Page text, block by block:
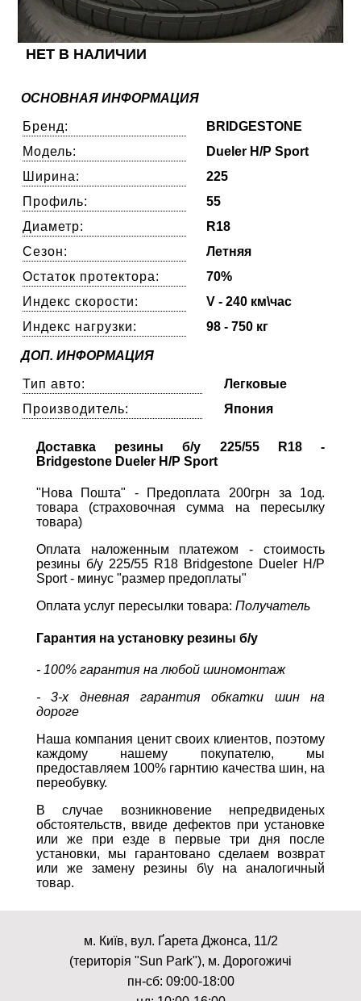
НЕТ В НАЛИЧИИ
ОСНОВНАЯ ИНФОРМАЦИЯ
Бренд:
BRIDGESTONE
Модель:
Dueler H/P Sport
Ширина:
225
Профиль:
55
Диаметр:
R18
Сезон:
Летняя
Остаток протектора:
70%
Индекс скорости:
V - 240 км\час
Индекс нагрузки:
98 - 750 кг
ДОП. ИНФОРМАЦИЯ
Тип авто:
Легковые
Производитель:
Япония
Доставка резины б/у 225/55 R18 -
Bridgestone Dueler H/P Sport
"Нова Пошта" - Предоплата 200грн за 1од.
товара (страховочная сумма на пересылку
товара)
Оплата наложенным платежом - стоимость
резины б/у 225/55 R18 Bridgestone Dueler H/P
Sport - минус "размер предоплаты"
Оплата услуг пересылки товара: Получатель
Гарантия на установку резины б/у
- 100% гарантия на любой шиномонтаж
- 3-х дневная гарантия обкатки шин на
дороге
Наша компания ценит своих клиентов, поэтому
каждому нашему покупателю, мы
предоставляем 100% гарнтию качества шин, на
переобувку.
В случае возникновение непредвиденых
обстоятельств, ввиде дефектов при установке
или же при езде в первые три дня после
установки, мы гарантовано сделаем возврат
или же замену резины б\у на аналогичный
товар.
м. Київ, вул. Ґарета Джонса, 11/2
(територія "Sun Park"), м. Дорогожичі
пн-сб: 09:00-18:00